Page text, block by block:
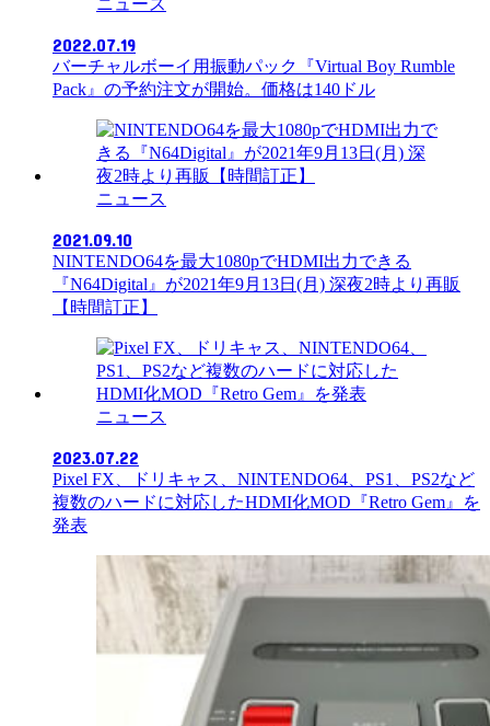
2022.07.19
バーチャルボーイ用振動パック『Virtual Boy Rumble
Pack』の予約注文が開始。価格は140ドル
ニュース
2021.09.10
NINTENDO64を最大1080pでHDMI出力できる
『N64Digital』が2021年9月13日(月) 深夜2時より再販
【時間訂正】
ニュース
2023.07.22
Pixel FX、ドリキャス、NINTENDO64、PS1、PS2など
複数のハードに対応したHDMI化MOD『Retro Gem』を
発表